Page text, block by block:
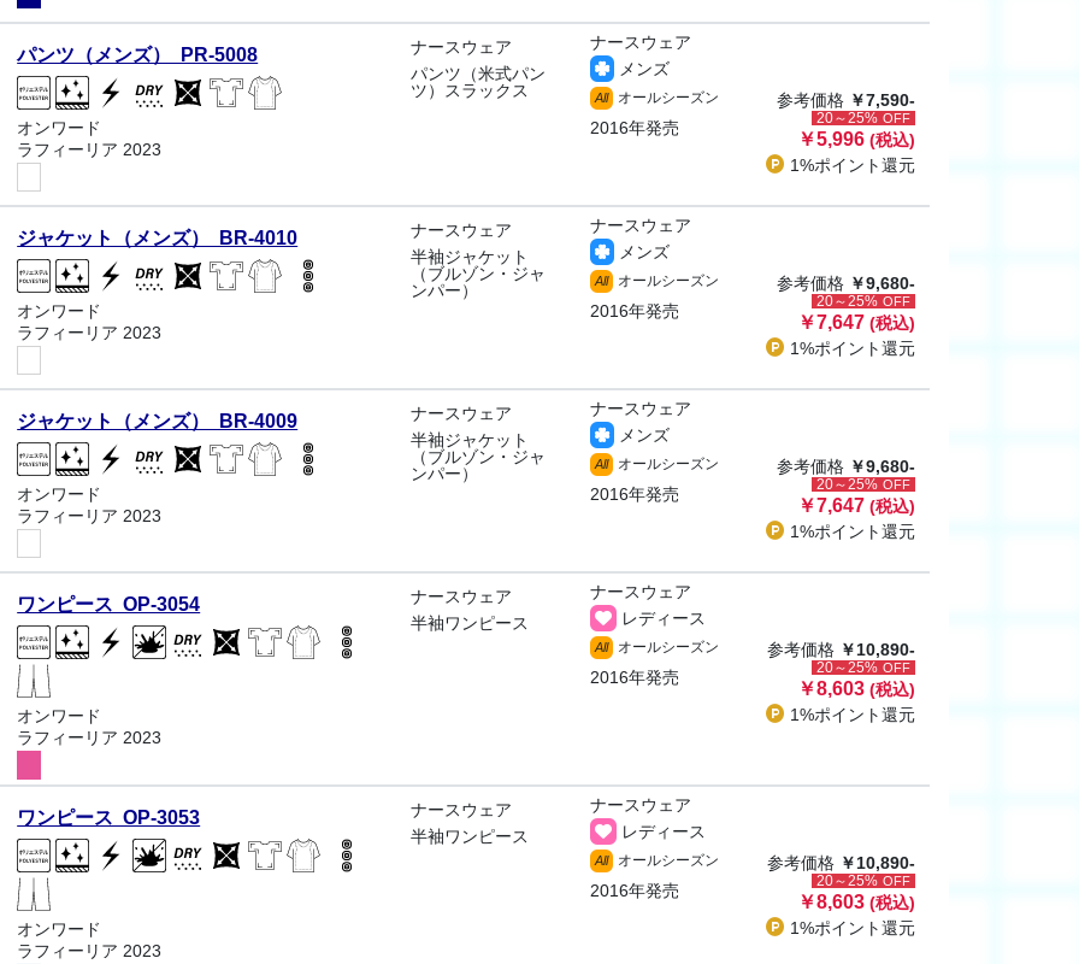
パンツ（メンズ） PR-5008
オンワード
ラフィーリア 2023
ナースウェア
パンツ（米式パン
ツ）スラックス
ナースウェア
メンズ
All オールシーズン
2016年発売
参考価格 ￥7,590-
20～25% OFF
￥5,996 (税込)
1%ポイント還元
ジャケット（メンズ） BR-4010
オンワード
ラフィーリア 2023
ナースウェア
半袖ジャケット
（ブルゾン・ジャ
ンパー）
ナースウェア
メンズ
All オールシーズン
2016年発売
参考価格 ￥9,680-
20～25% OFF
￥7,647 (税込)
1%ポイント還元
ジャケット（メンズ） BR-4009
オンワード
ラフィーリア 2023
ナースウェア
半袖ジャケット
（ブルゾン・ジャ
ンパー）
ナースウェア
メンズ
All オールシーズン
2016年発売
参考価格 ￥9,680-
20～25% OFF
￥7,647 (税込)
1%ポイント還元
ワンピース OP-3054
オンワード
ラフィーリア 2023
ナースウェア
半袖ワンピース
ナースウェア
レディース
All オールシーズン
2016年発売
参考価格 ￥10,890-
20～25% OFF
￥8,603 (税込)
1%ポイント還元
ワンピース OP-3053
オンワード
ラフィーリア 2023
ナースウェア
半袖ワンピース
ナースウェア
レディース
All オールシーズン
2016年発売
参考価格 ￥10,890-
20～25% OFF
￥8,603 (税込)
1%ポイント還元